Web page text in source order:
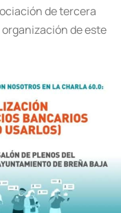
de tercera
de este